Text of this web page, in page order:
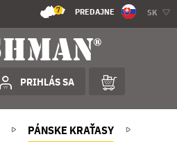
7 PREDAJNE SK
PRIHLÁS SA
PÁNSKE KRAŤASY